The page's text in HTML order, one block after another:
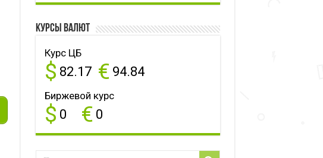
Курсы валют
Курс ЦБ
$ 82.17 € 94.84
Биржевой курс
$ 0 € 0